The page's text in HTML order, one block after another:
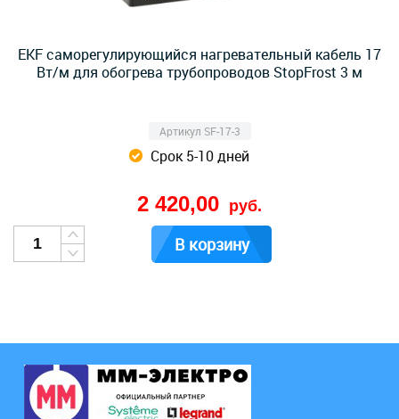
EKF саморегулирующийся нагревательный кабель 17
Вт/м для обогрева трубопроводов StopFrost 3 м
Артикул SF-17-3
Срок 5-10 дней
2 420,00 руб.
В корзину